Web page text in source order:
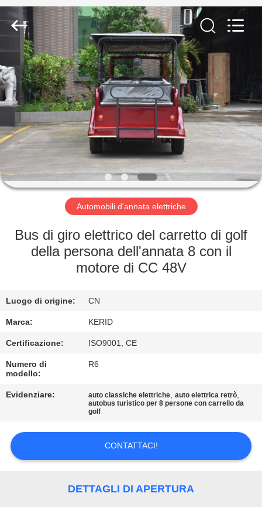
CASA.
PRODOTTI
VIDEO
SU
DI
VISITA
CONTROLLO
DELLA
QUALITÀ
CONTATTACI
NOTIZIE
Rights
Reserved.
Developed
ECER
Automobili d'annata elettriche
Bus di giro elettrico del carretto di golf
della persona dell'annata 8 con il
motore di CC 48V
Luogo di origine: CN
Marca: KERID
Certificazione: ISO9001, CE
Numero di
modello:
R6
Evidenziare: auto classiche elettriche,auto elettrica retrò,
autobus turistico per 8 persone con carrello da
golf
CONTATTACI!
DETTAGLI DI APERTURA